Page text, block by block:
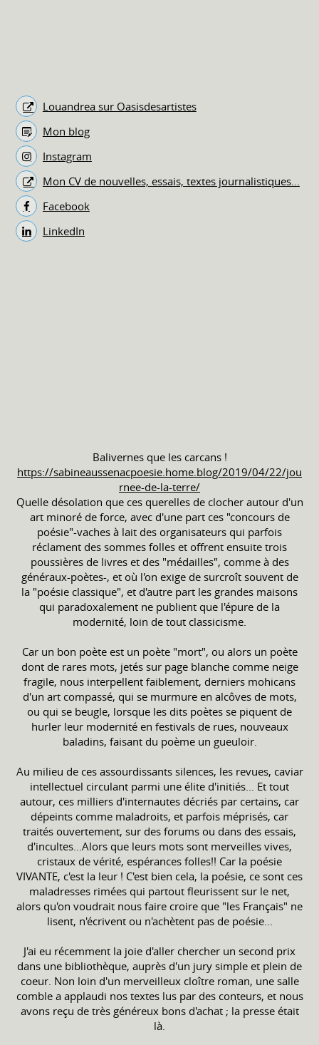
Louandrea sur Oasisdesartistes
Mon blog
Instagram
Mon CV de nouvelles, essais, textes journalistiques...
Facebook
LinkedIn
Balivernes que les carcans !
https://sabineaussenacpoesie.home.blog/2019/04/22/jou
rnee-de-la-terre/
Quelle désolation que ces querelles de clocher autour d'un
art minoré de force, avec d'une part ces "concours de
poésie"-vaches à lait des organisateurs qui parfois
réclament des sommes folles et offrent ensuite trois
poussières de livres et des "médailles", comme à des
généraux-poètes-, et où l'on exige de surcroît souvent de
la "poésie classique", et d'autre part les grandes maisons
qui paradoxalement ne publient que l'épure de la
modernité, loin de tout classicisme.
Car un bon poète est un poète "mort", ou alors un poète
dont de rares mots, jetés sur page blanche comme neige
fragile, nous interpellent faiblement, derniers mohicans
d'un art compassé, qui se murmure en alcôves de mots,
ou qui se beugle, lorsque les dits poètes se piquent de
hurler leur modernité en festivals de rues, nouveaux
baladins, faisant du poème un gueuloir.
Au milieu de ces assourdissants silences, les revues, caviar
intellectuel circulant parmi une élite d'initiés... Et tout
autour, ces milliers d'internautes décriés par certains, car
dépeints comme maladroits, et parfois méprisés, car
traités ouvertement, sur des forums ou dans des essais,
d'incultes...Alors que leurs mots sont merveilles vives,
cristaux de vérité, espérances folles!! Car la poésie
VIVANTE, c'est la leur ! C'est bien cela, la poésie, ce sont ces
maladresses rimées qui partout fleurissent sur le net,
alors qu'on voudrait nous faire croire que "les Français" ne
lisent, n'écrivent ou n'achètent pas de poésie...
J'ai eu récemment la joie d'aller chercher un second prix
dans une bibliothèque, auprès d'un jury simple et plein de
coeur. Non loin d'un merveilleux cloître roman, une salle
comble a applaudi nos textes lus par des conteurs, et nous
avons reçu de très généreux bons d'achat ; la presse était
là.